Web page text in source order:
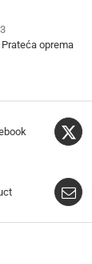
Prateća oprema